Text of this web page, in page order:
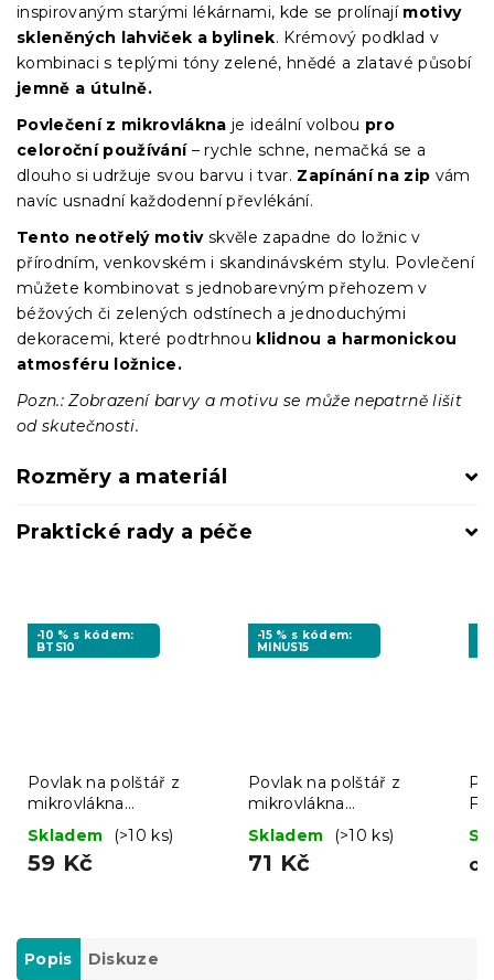
inspirovaným starými lékárnami, kde se prolínají motivy
skleněných lahviček a bylinek. Krémový podklad v
kombinaci s teplými tóny zelené, hnědé a zlatavé působí
jemně a útulně.
Povlečení z mikrovlákna je ideální volbou pro
celoroční používání– rychle schne, nemačká se a
dlouho si udržuje svou barvu i tvar. Zapínání na zip vám
navíc usnadní každodenní převlékání.
Tento neotřelý motivskvěle zapadne do ložnic v
přírodním, venkovském i skandinávském stylu. Povlečení
můžete kombinovat s jednobarevným přehozem v
béžových či zelených odstínech a jednoduchými
dekoracemi, které podtrhnou klidnou a harmonickou
atmosféru ložnice.
Pozn.: Zobrazení barvy a motivu se může nepatrně lišit
od skutečnosti.
Rozměry a materiál
Praktické rady a péče
-10 % s kódem:
BTS10
Povlak na polštář z
mikrovlákna
APOTHECARY 45x45
cm, krémový
Skladem (>10 ks)
59 Kč
-15 % s kódem:
MINUS15
Povlak na polštář z
mikrovlákna
APOTHECARY 70x90
cm, krémový
Skladem (>10 ks)
71 Kč od
Popis Diskuze